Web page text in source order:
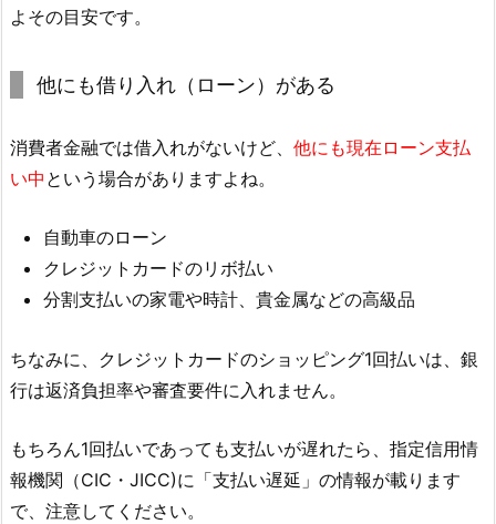
よその目安です。
他にも借り入れ（ローン）がある
消費者金融では借入れがないけど、 他にも現在ローン支払
い中 という場合がありますよね。
自動車のローン
クレジットカードのリボ払い
分割支払いの家電や時計、貴金属などの高級品
ちなみに、クレジットカードのショッピング1回払いは、銀
行は返済負担率や審査要件に入れません。
もちろん1回払いであっても支払いが遅れたら、指定信用情
報機関（CIC・JICC)に「支払い遅延」の情報が載ります
で、注意してください。